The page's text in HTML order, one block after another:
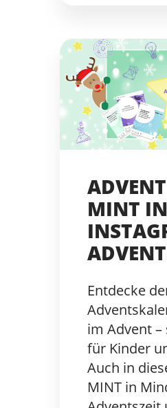
MINT
Entdecke
im Advent –
für Kinder
Auch in
MINT in